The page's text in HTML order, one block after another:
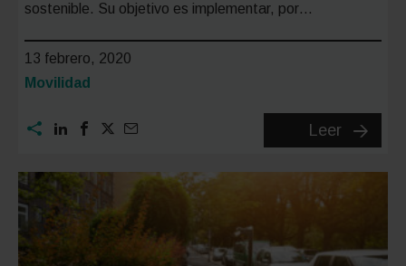
sostenible. Su objetivo es implementar, por…
13 febrero, 2020
Categoría:
Movilidad
Leer
energía